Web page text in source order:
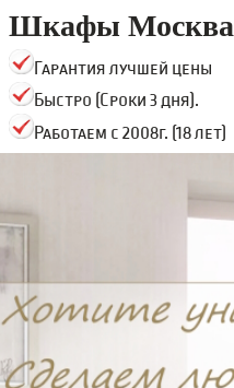
Шкафы Москва
Гарантия лучшей цены
Быстро (Сроки 3 дня).
Работаем с 2008г. (18 лет)